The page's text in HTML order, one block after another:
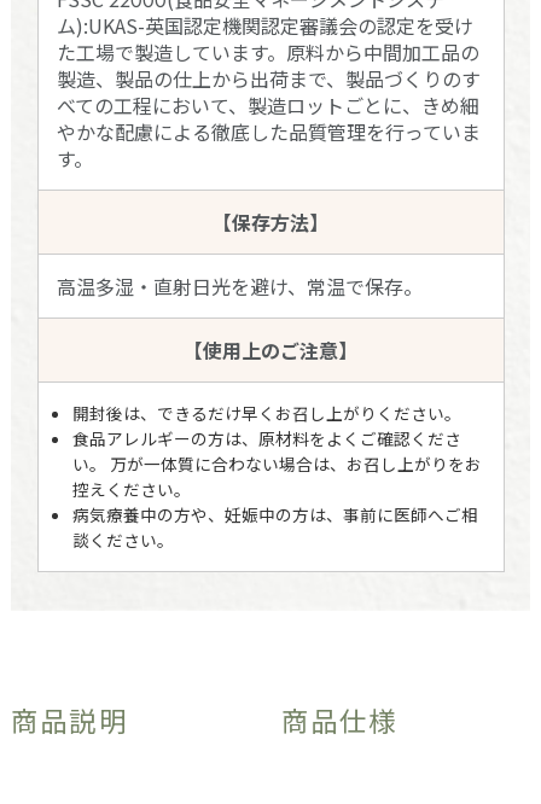
ム):UKAS-英国認定機関認定審議会の認定を受け
た工場で製造しています。原料から中間加工品の
製造、製品の仕上から出荷まで、製品づくりのす
べての工程において、製造ロットごとに、きめ細
やかな配慮による徹底した品質管理を行っていま
す。
【保存方法】
高温多湿・直射日光を避け、常温で保存。
【使用上のご注意】
開封後は、できるだけ早くお召し上がりください。
食品アレルギーの方は、原材料をよくご確認くださ
い。 万が一体質に合わない場合は、お召し上がりをお
控えください。
病気療養中の方や、妊娠中の方は、事前に医師へご相
談ください。
商品説明 商品仕様